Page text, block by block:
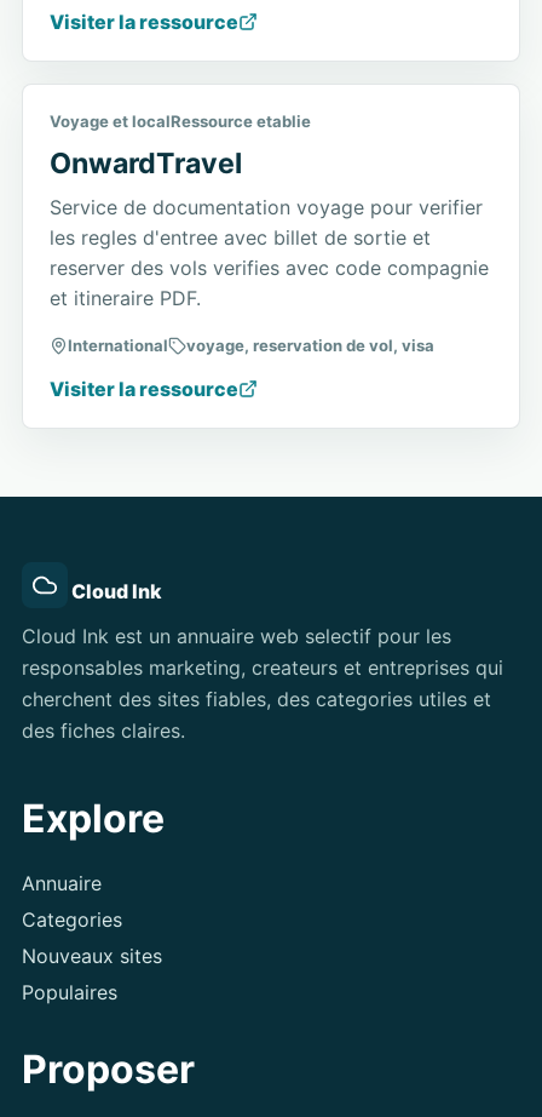
Visiter la ressource
Voyage et localRessource etablie
OnwardTravel
Service de documentation voyage pour verifier
les regles d'entree avec billet de sortie et
reserver des vols verifies avec code compagnie
et itineraire PDF.
International voyage, reservation de vol, visa
Visiter la ressource
Cloud Ink
Cloud Ink est un annuaire web selectif pour les
responsables marketing, createurs et entreprises qui
cherchent des sites fiables, des categories utiles et
des fiches claires.
Explore
Annuaire
Categories
Nouveaux sites
Populaires
Proposer